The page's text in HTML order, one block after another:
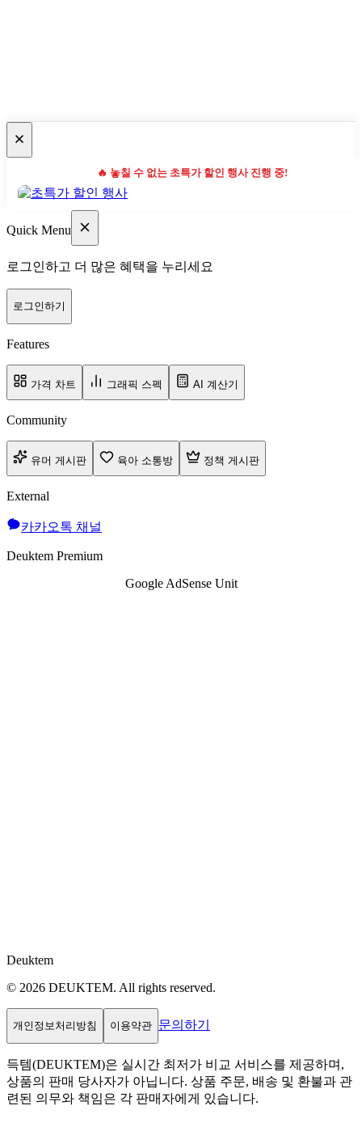
🔥 놓칠 수 없는 초특가 할인 행사 진행 중!
Quick Menu
로그인하고 더 많은 혜택을 누리세요
로그인하기
Features
가격 차트 그래픽 스펙 AI 계산기
Community
유머 게시판 육아 소통방 정책 게시판
External
카카오톡 채널
Deuktem Premium
Google AdSense Unit
Deuktem
© 2026 DEUKTEM. All rights reserved.
개인정보처리방침 이용약관 문의하기
득템(DEUKTEM)은 실시간 최저가 비교 서비스를 제공하며,
상품의 판매 당사자가 아닙니다. 상품 주문, 배송 및 환불과 관
련된 의무와 책임은 각 판매자에게 있습니다.